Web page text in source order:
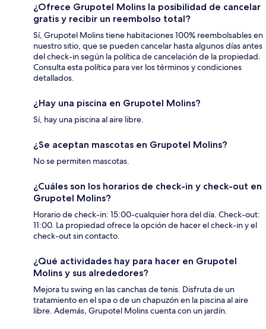
¿Ofrece Grupotel Molins la posibilidad de cancelar
gratis y recibir un reembolso total?
Sí, Grupotel Molins tiene habitaciones 100% reembolsables en
nuestro sitio, que se pueden cancelar hasta algunos días antes
del check-in según la política de cancelación de la propiedad.
Consulta esta política para ver los términos y condiciones
detallados.
¿Hay una piscina en Grupotel Molins?
Sí, hay una piscina al aire libre.
¿Se aceptan mascotas en Grupotel Molins?
No se permiten mascotas.
¿Cuáles son los horarios de check-in y check-out en
Grupotel Molins?
Horario de check-in: 15:00-cualquier hora del día. Check-out:
11:00. La propiedad ofrece la opción de hacer el check-in y el
check-out sin contacto.
¿Qué actividades hay para hacer en Grupotel
Molins y sus alrededores?
Mejora tu swing en las canchas de tenis. Disfruta de un
tratamiento en el spa o de un chapuzón en la piscina al aire
libre. Además, Grupotel Molins cuenta con un jardín.